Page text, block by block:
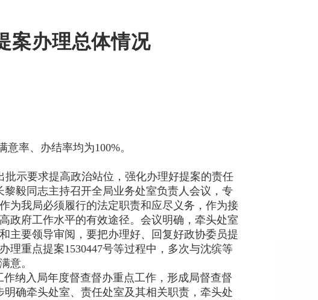
案办理总体情况
率、办结率均为100%。
示要求提高政治站位，强化办理好提案的责任
毅同志主持召开全局业务处室负责人会议，专
为我局必须履行的法定职责和应尽义务，作为接
政府工作水平的有效途径。会议明确，牵头处室
主要领导审阅，要把办理好、回复好政协委员提
理重点提案1530447号等过程中，多次与沈缤等
意。
纳入局年度督查督办重点工作，形成局督查督
确牵头处室、责任处室及其相关职责，牵头处